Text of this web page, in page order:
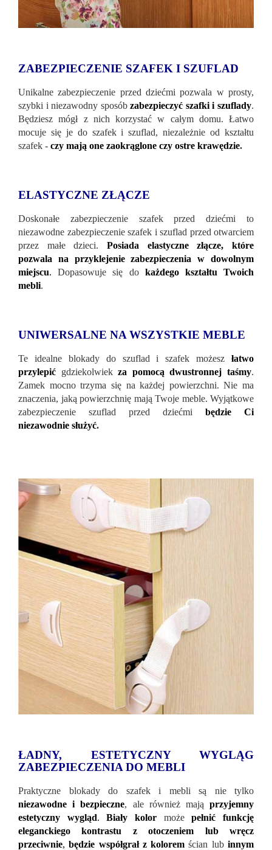
ZABEZPIECZENIE SZAFEK I SZUFLAD
Unikalne zabezpieczenie przed dziećmi pozwala w prosty,
szybki i niezawodny sposóbzabezpieczyć szafki i szuflady.
Będziesz mógł z nich korzystać w całym domu. Łatwo
mocuje się je do szafek i szuflad, niezależnie od kształtu
szafek - czy mają one zaokrąglone czy ostre krawędzie.
ELASTYCZNE ZŁĄCZE
Doskonałe zabezpieczenie szafek przed dziećmi to
niezawodne zabezpieczenie szafek i szuflad przed otwarciem
przez małe dzieci. Posiada elastyczne złącze, które
pozwala na przyklejenie zabezpieczenia w dowolnym
miejscu. Dopasowuje się do każdego kształtu Twoich
mebli.
UNIWERSALNE NA WSZYSTKIE MEBLE
Te idealne blokady do szuflad i szafek możesz łatwo
przylepić gdziekolwiekza pomocą dwustronnej taśmy.
Zamek mocno trzyma się na każdej powierzchni. Nie ma
znaczenia, jaką powierzchnię mają Twoje meble. Wyjątkowe
zabezpieczenie szuflad przed dziećmi będzie Ci
niezawodnie służyć.
ŁADNY, ESTETYCZNY WYGLĄG
ZABEZPIECZENIA DO MEBLI
Praktyczne blokady do szafek i mebli są nie tylko
niezawodne i bezpieczne, ale również mająprzyjemny
estetyczny wygląd.Biały kolor możepełnić funkcję
eleganckiego kontrastu z otoczeniem
lub wręcz
przeciwnie,będzie współgrał z kolorem ścian lub innym